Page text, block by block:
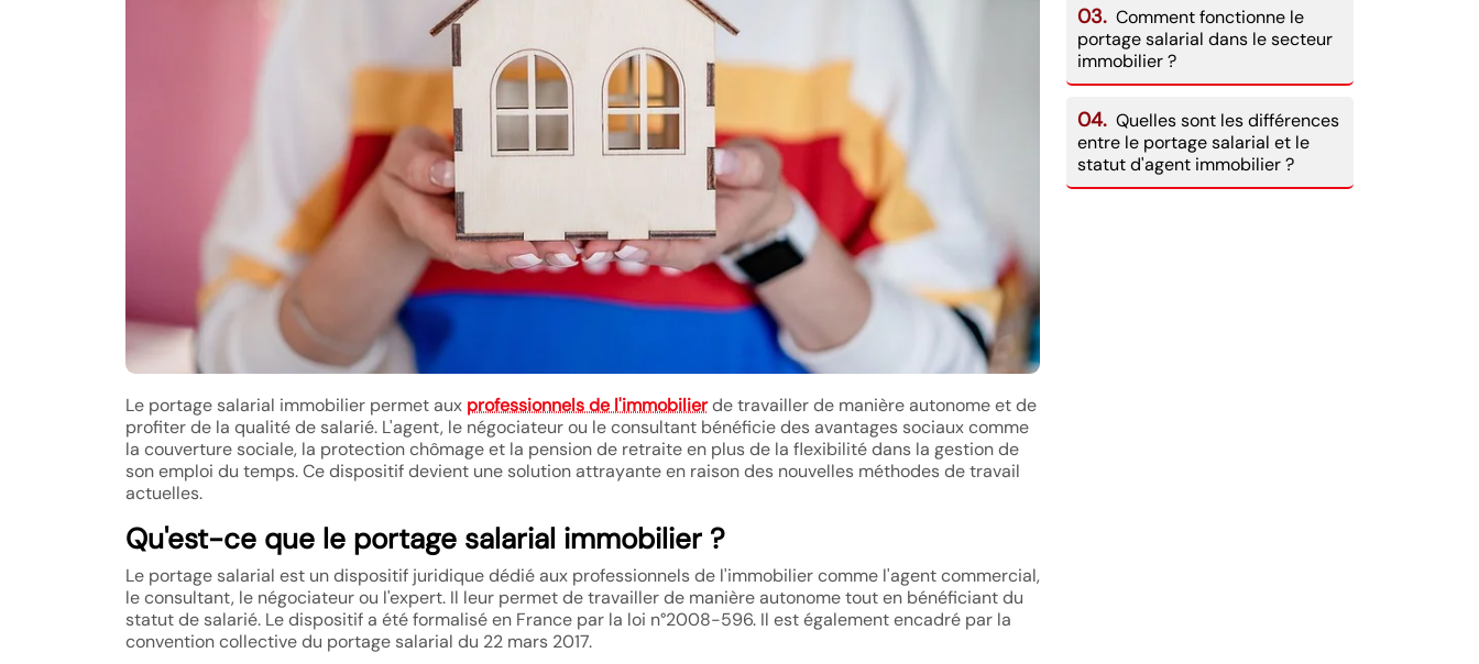
Le portage salarial immobilier permet aux professionnels de l'immobilierde travailler de manière autonome et de
profiter de la qualité de salarié. L'agent, le négociateur ou le consultant bénéficie des avantages sociaux comme
la couverture sociale, la protection chômage et la pension de retraite en plus de la flexibilité dans la gestion de
son emploi du temps. Ce dispositif devient une solution attrayante en raison des nouvelles méthodes de travail
actuelles.
Qu'est-ce que le portage salarial immobilier ?
Le portage salarial est un dispositif juridique dédié aux professionnels de l'immobilier comme l'agent commercial,
le consultant, le négociateur ou l'expert. Il leur permet de travailler de manière autonome tout en bénéficiant du
statut de salarié. Le dispositif a été formalisé en France par la loi n°2008-596. Il est également encadré par la
convention collective du portage salarial du 22 mars 2017.
03. Comment fonctionne le
portage salarial dans le secteur
immobilier ?
04. Quelles sont les différences
entre le portage salarial et le
statut d'agent immobilier ?